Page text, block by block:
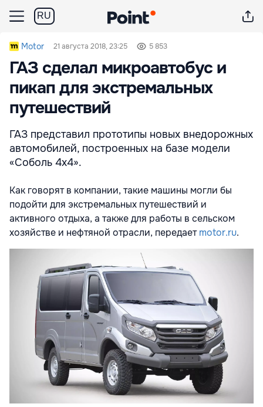
RU
Motor 21 августа 2018, 23:25 5 853
ГАЗ сделал микроавтобус и
пикап для экстремальных
путешествий
ГАЗ представил прототипы новых внедорожных
автомобилей, построенных на базе модели
«Соболь 4х4».
Как говорят в компании, такие машины могли бы
подойти для экстремальных путешествий и
активного отдыха, а также для работы в сельском
хозяйстве и нефтяной отрасли, передаетmotor.ru.